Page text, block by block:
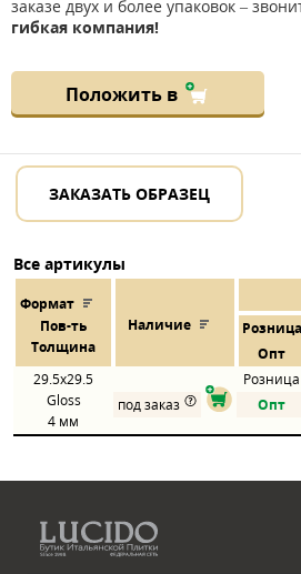
заказе двух и более упаковок –
гибкая компания!
Положить в
ЗАКАЗАТЬ ОБРАЗЕЦ
Все артикулы
Формат
Пов-ть
Толщина
Наличие
Розница
Опт
29.5x29.5
Gloss
4 мм
Розница
под заказ
Опт